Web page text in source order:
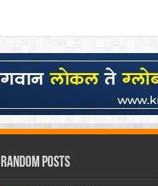
Random Posts